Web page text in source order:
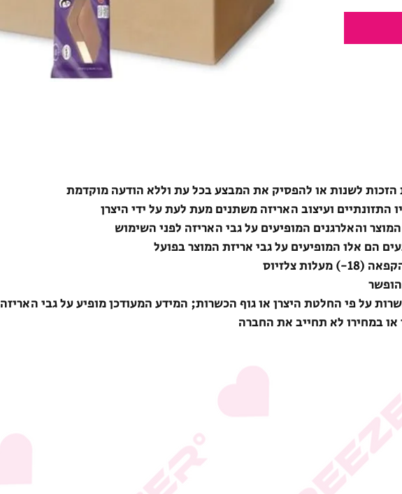
לשנות או להפסיק את המבצע בכל עת וללא הודעה מוקדמת
התזונתיים ועיצוב האריזה משתנים מעת לעת על ידי היצרן
והאלרגנים המופיעים על גבי האריזה לפני השימוש
הם אלו המופיעים על גבי אריזת המוצר בפועל
צלזיוס
על פי החלטת היצרן או גוף הכשרות; המידע המעודכן מופיע על גבי האריזה
במחירו לא תחייב את החברה